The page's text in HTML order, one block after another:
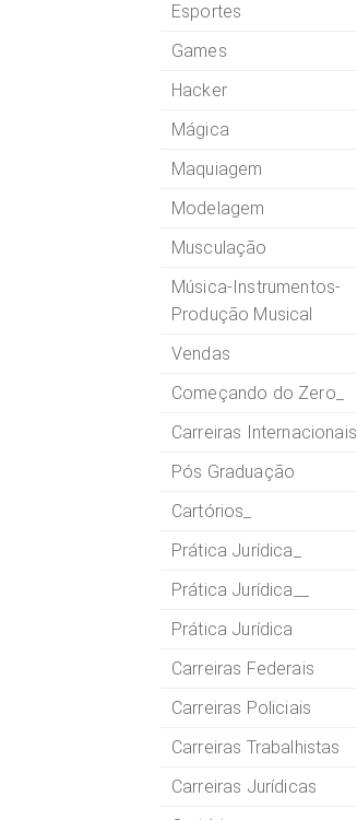
Esportes
Games
Hacker
Mágica
Maquiagem
Modelagem
Musculação
Música-Instrumentos-
Produção Musical
Vendas
Começando do Zero_
Carreiras Internacionais
Pós Graduação
Cartórios_
Prática Jurídica_
Prática Jurídica__
Prática Jurídica
Carreiras Federais
Carreiras Policiais
Carreiras Trabalhistas
Carreiras Jurídicas